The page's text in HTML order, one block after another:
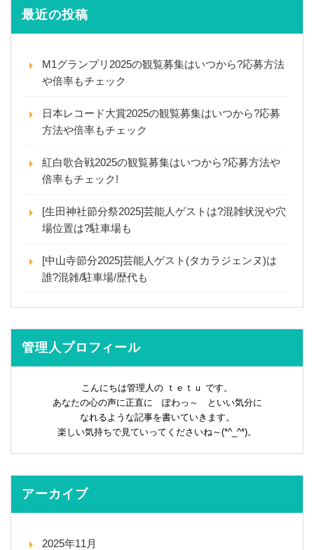
最近の投稿
M1グランプリ2025の観覧募集はいつから?応募方法
や倍率もチェック
日本レコード大賞2025の観覧募集はいつから?応募
方法や倍率もチェック
紅白歌合戦2025の観覧募集はいつから?応募方法や
倍率もチェック!
[生田神社節分祭2025]芸能人ゲストは?混雑状況や穴
場位置は?駐車場も
[中山寺節分2025]芸能人ゲスト(タカラジェンヌ)は
誰?混雑/駐車場/歴代も
管理人プロフィール
こんにちは管理人の ｔｅｔｕ です。
あなたの心の声に正直に ぽわっ～ といい気分に
なれるような記事を書いていきます。
楽しい気持ちで見ていってくださいね～(*^_^*)。
アーカイブ
2025年11月